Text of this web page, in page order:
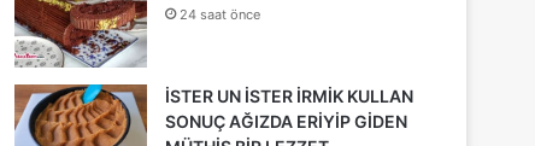
24 saat önce
İSTER UN İSTER İRMİK KULLAN
SONUÇ AĞIZDA ERİYİP GİDEN